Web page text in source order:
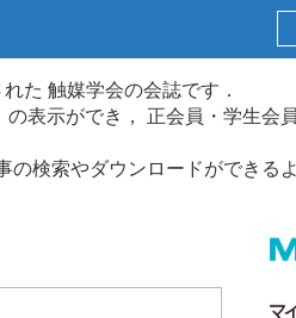
た 触媒学会の会誌です．
表示ができ， 正会員・学生会
検索やダウンロードができる